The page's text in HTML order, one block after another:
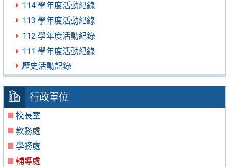
114 學年度活動紀錄
113 學年度活動紀錄
112 學年度活動紀錄
111 學年度活動紀錄
歷史活動記錄
行政單位
校長室
教務處
學務處
輔導處